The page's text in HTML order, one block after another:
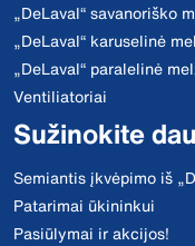
„DeLaval“ savanoriško
„DeLaval“ karuselinė
„DeLaval“ paralelinė
Ventiliatoriai
Sužinokite
Semiantis įkvėpimo iš
Patarimai ūkininkui
Pasiūlymai ir akcijos!